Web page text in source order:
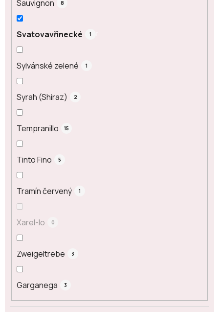
Sauvignon 8
Svatovavřinecké 1
Sylvánské zelené 1
Syrah (Shiraz) 2
Tempranillo 15
Tinto Fino 5
Tramín červený 1
Xarel-lo 0
Zweigeltrebe 3
Garganega 3